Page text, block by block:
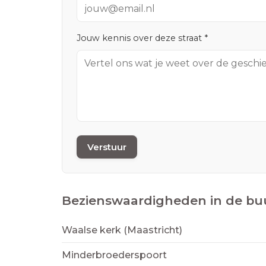
Jouw kennis over deze straat *
Verstuur
Bezienswaardigheden in de
Waalse kerk (Maastricht)
Minderbroederspoort